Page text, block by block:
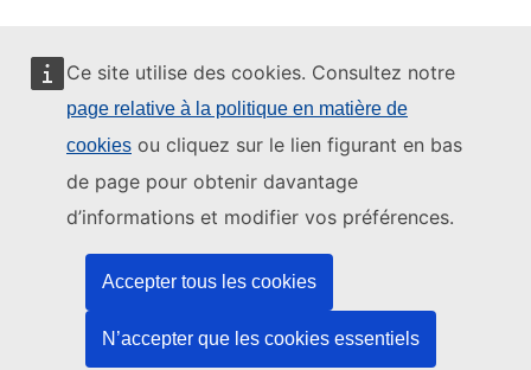
Ce site utilise des cookies. Consultez notre
page relative à la politique en matière de
cookies ou cliquez sur le lien figurant en bas
de page pour obtenir davantage
d’informations et modifier vos préférences.
Accepter tous les cookies
N’accepter que les cookies essentiels